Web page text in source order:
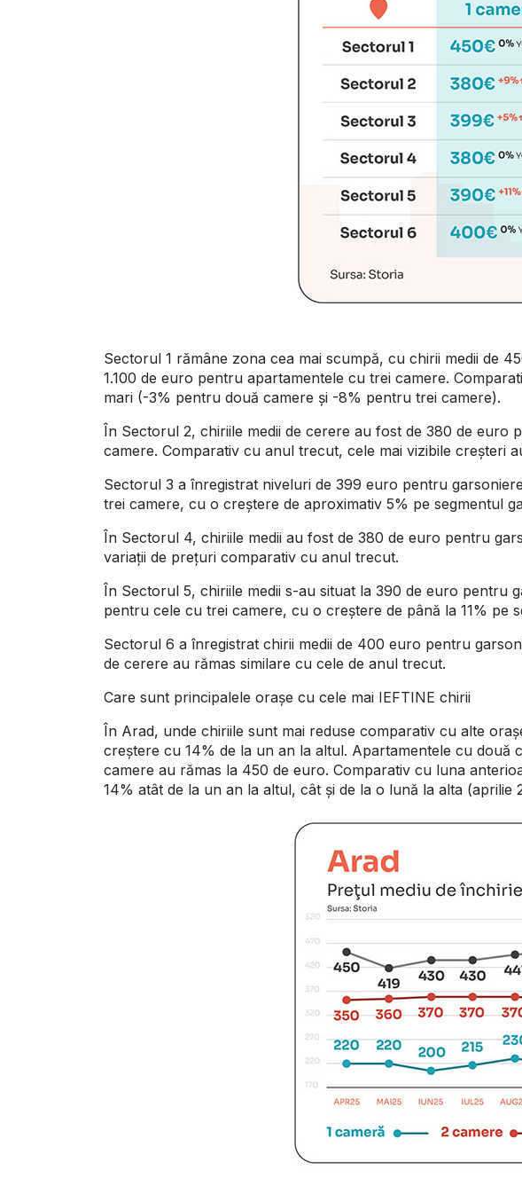
Sectorul 1 rămâne zona cea mai scumpă, cu chirii medii de
1.100 de euro pentru apartamentele cu trei camere.
mari (-3% pentru două camere și -8% pentru trei camere).
În Sectorul 2, chiriile medii de cerere au fost de 380 de
camere. Comparativ cu anul trecut, cele mai vizibile creșteri
Sectorul 3 a înregistrat niveluri de 399 euro pentru
trei camere, cu o creștere de aproximativ 5% pe segmentul
În Sectorul 4, chiriile medii au fost de 380 de euro pentru
variații de prețuri comparativ cu anul trecut.
În Sectorul 5, chiriile medii s-au situat la 390 de euro pentru
pentru cele cu trei camere, cu o creștere de până la 11% pe
Sectorul 6 a înregistrat chirii medii de 400 euro pentru
de cerere au rămas similare cu cele de anul trecut.
Care sunt principalele orașe cu cele mai IEFTINE chirii
În Arad, unde chiriile sunt mai reduse comparativ cu alte
creștere cu 14% de la un an la altul. Apartamentele cu
camere au rămas la 450 de euro. Comparativ cu luna
14% atât de la un an la altul, cât și de la o lună la alta (aprilie